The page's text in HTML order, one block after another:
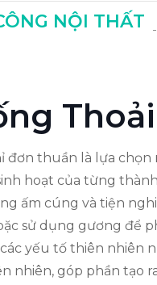
NỘI THẤT
thuần là lựa chọn
hoạt của từng
ấm cúng và tiện
sử dụng gương để
yếu tố thiên nhiên
nhiên, góp phần tạo